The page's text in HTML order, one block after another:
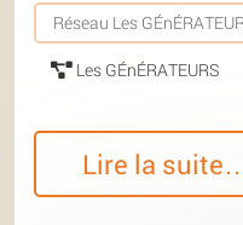
Réseau Les
Les GÉnÉRATEURS
Lire la